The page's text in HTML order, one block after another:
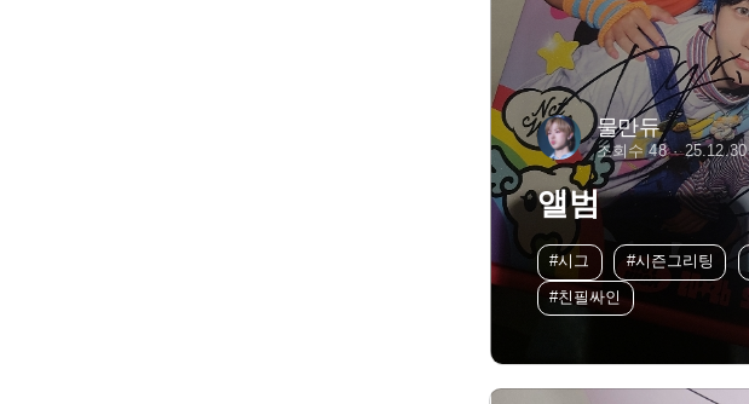
물만듀
조회수 48 25.12.30
앨범
#시그 #시즌그리팅
#친필싸인